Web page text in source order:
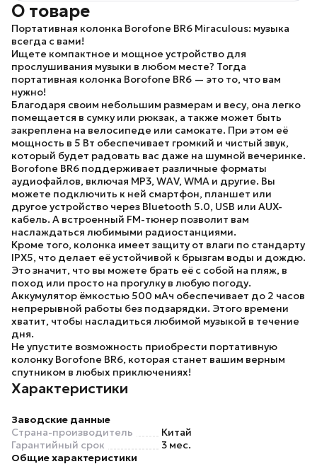
О товаре
Портативная колонка Borofone BR6 Miraculous: музыка
всегда с вами!
Ищете компактное и мощное устройство для
прослушивания музыки в любом месте? Тогда
портативная колонка Borofone BR6 — это то, что вам
нужно!
Благодаря своим небольшим размерам и весу, она легко
помещается в сумку или рюкзак, а также может быть
закреплена на велосипеде или самокате. При этом её
мощность в 5 Вт обеспечивает громкий и чистый звук,
который будет радовать вас даже на шумной вечеринке.
Borofone BR6 поддерживает различные форматы
аудиофайлов, включая MP3, WAV, WMA и другие. Вы
можете подключить к ней смартфон, планшет или
другое устройство через Bluetooth 5.0, USB или AUX-
кабель. А встроенный FM-тюнер позволит вам
наслаждаться любимыми радиостанциями.
Кроме того, колонка имеет защиту от влаги по стандарту
IPX5, что делает её устойчивой к брызгам воды и дождю.
Это значит, что вы можете брать её с собой на пляж, в
поход или просто на прогулку в любую погоду.
Аккумулятор ёмкостью 500 мАч обеспечивает до 2 часов
непрерывной работы без подзарядки. Этого времени
хватит, чтобы насладиться любимой музыкой в течение
дня.
Не упустите возможность приобрести портативную
колонкуBorofone BR6, которая станет вашим верным
спутником в любых приключениях!
Характеристики
Заводские данные
Страна-производитель
Китай
Гарантийный срок
3 мес.
Общие характеристики